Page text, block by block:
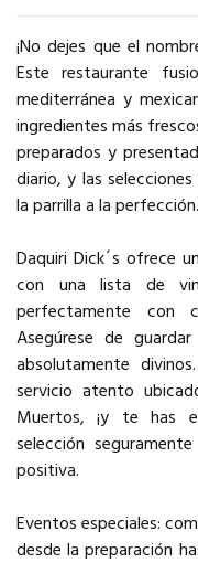
¡No dejes que el
Este restaurante
mediterránea y
ingredientes más
preparados y
diario, y las
la parrilla a la perfección.
Daquiri Dick´s ofrece
con una lista de
perfectamente con
Asegúrese de
absolutamente
servicio atento
Muertos, ¡y te has
selección
positiva.
Eventos especiales:
desde la preparación